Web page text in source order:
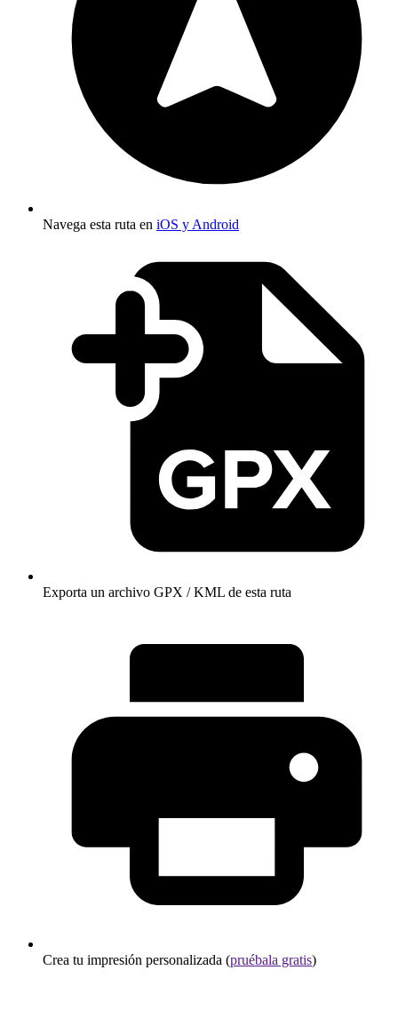
Navega esta ruta en iOS y Android
Exporta un archivo GPX / KML de esta ruta
Crea tu impresión personalizada (pruébala gratis)